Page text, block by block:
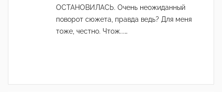
ОСТАНОВИЛАСЬ. Очень неожиданный
поворот сюжета, правда ведь? Для меня
тоже, честно. Чтож...…